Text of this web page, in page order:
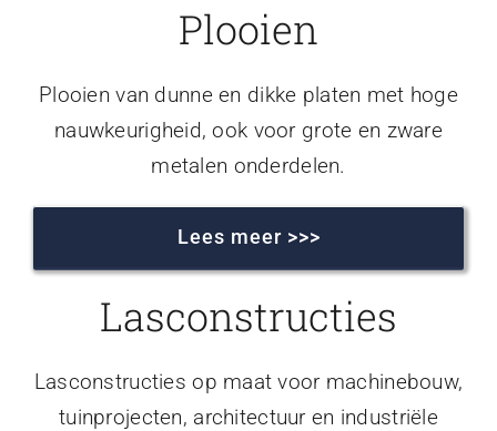
Plooien
Plooien van dunne en dikke platen met hoge
nauwkeurigheid, ook voor grote en zware
metalen onderdelen.
Lees meer >>>
Lasconstructies
Lasconstructies op maat voor machinebouw,
tuinprojecten, architectuur en industriële